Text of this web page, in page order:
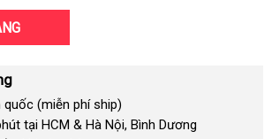
(miễn phí ship)
tại HCM & Hà Nội, Bình Dương